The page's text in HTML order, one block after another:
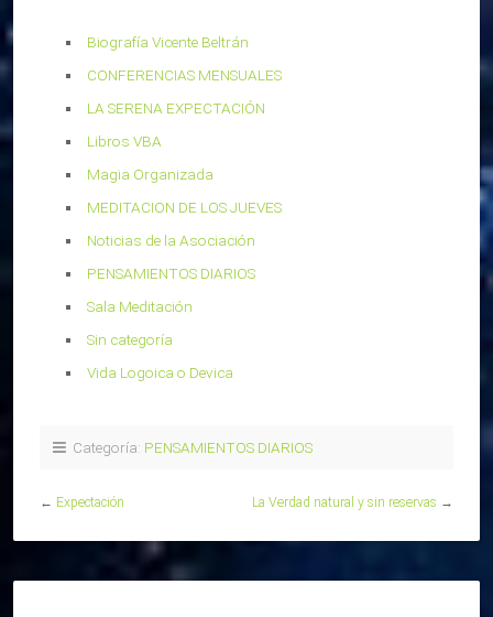
Biografía Vicente Beltrán
CONFERENCIAS MENSUALES
LA SERENA EXPECTACIÓN
Libros VBA
Magia Organizada
MEDITACION DE LOS JUEVES
Noticias de la Asociación
PENSAMIENTOS DIARIOS
Sala Meditación
Sin categoría
Vida Logoica o Devica
Categoría: PENSAMIENTOS DIARIOS
← Expectación La Verdad natural y sin reservas →